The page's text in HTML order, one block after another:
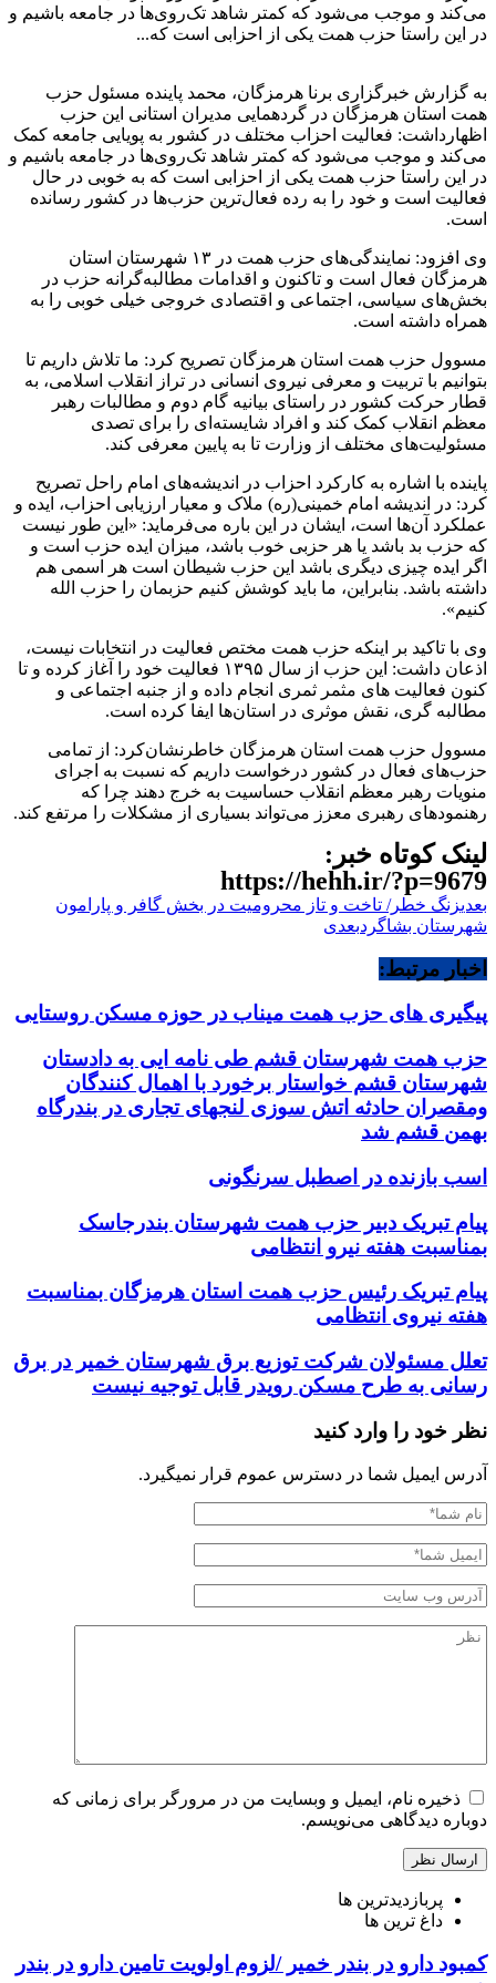
می‌کند و موجب می‌شود که کمتر شاهد تک‌روی‌ها در جامعه باشیم و
در این راستا حزب همت یکی از احزابی است که...
به گزارش خبرگزاری برنا هرمزگان، محمد پاینده مسئول حزب
همت استان هرمزگان در گردهمایی مدیران استانی این حزب
اظهارداشت: فعالیت احزاب مختلف در کشور به پویایی جامعه کمک
می‌کند و موجب می‌شود که کمتر شاهد تک‌روی‌ها در جامعه باشیم و
در این راستا حزب همت یکی از احزابی است که به خوبی در حال
فعالیت است و خود را به رده فعال‌ترین حزب‌ها در کشور رسانده
است.
وی افزود: نمایندگی‌های حزب همت در ۱۳ شهرستان استان
هرمزگان فعال است و تاکنون و اقدامات مطالبه‌گرانه حزب در
بخش‌های سیاسی، اجتماعی و اقتصادی خروجی خیلی خوبی را به
همراه داشته است.
مسوول حزب همت استان هرمزگان تصریح‌ کرد: ما تلاش داریم تا
بتوانیم با تربیت و معرفی نیروی انسانی در تراز انقلاب اسلامی، به
قطار حرکت کشور در راستای بیانیه گام دوم و مطالبات رهبر
معظم انقلاب کمک کند و افراد شایسته‌ای را برای تصدی
مسئولیت‌های مختلف از وزارت تا به پایین معرفی کند.
پاینده با اشاره به کارکرد احزاب در اندیشه‌های امام راحل تصریح
کرد: در اندیشه امام خمینی(ره) ملاک و معیار ارزیابی احزاب، ایده و
عملکرد آن‌ها است، ایشان در این باره می‌فرماید: «این طور نیست
که حزب بد باشد یا هر حزبی خوب باشد، میزان ایده حزب است و
اگر ایده چیزی دیگری باشد این حزب شیطان است هر اسمی هم
داشته باشد. بنابراین، ما باید کوشش کنیم حزبمان را حزب الله
کنیم».
وی با تاکید بر اینکه حزب همت مختص فعالیت در انتخابات نیست،
اذعان داشت: این حزب از سال ۱۳۹۵ فعالیت خود را آغاز کرده و تا
کنون فعالیت های مثمر ثمری انجام داده و از جنبه اجتماعی و
مطالبه گری، نقش موثری در استان‌ها ایفا کرده است.
مسوول حزب همت استان هرمزگان خاطرنشان‌کرد: از تمامی
حزب‌های فعال در کشور درخواست داریم که نسبت به اجرای
منویات رهبر معظم انقلاب حساسیت به خرج دهند چرا که
رهنمودهای رهبری معزز می‌تواند بسیاری از مشکلات را مرتفع کند.
لینک کوتاه خبر:
https://hehh.ir/?p=9679
بعدیزنگ خطر/ تاخت و تاز محرومیت در بخش گافر و پارامون
شهرستان بشاگردبعدی
اخبار مرتبط:
پیگیری های حزب همت میناب در حوزه مسکن روستایی
حزب همت شهرستان قشم طی نامه ایی به دادستان
شهرستان قشم خواستار برخورد با اهمال کنندگان
ومقصران حادثه اتش سوزی لنجهای تجاری در بندرگاه
بهمن قشم شد
اسب بازنده در اصطبل سرنگونی
پیام تبریک دبیر حزب همت شهرستان بندرجاسک
بمناسبت هفته نیرو انتظامی
پیام تبریک رئیس حزب همت استان هرمزگان بمناسبت
هفته نیروی انتظامی
تعلل مسئولان شرکت توزیع برق شهرستان خمیر در برق
رسانی به طرح مسکن رویدر قابل توجیه نیست
نظر خود را وارد کنید
آدرس ایمیل شما در دسترس عموم قرار نمیگیرد.
ذخیره نام، ایمیل و وبسایت من در مرورگر برای زمانی که
دوباره دیدگاهی می‌نویسم.
پربازدیدترین ها
داغ ترین ها
کمبود دارو در بندر خمیر /لزوم اولویت تامین دارو در بندر